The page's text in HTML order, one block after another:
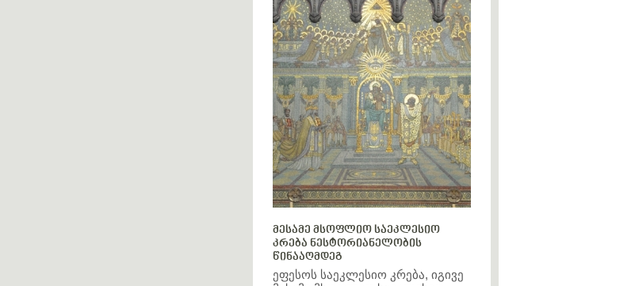
მესამე მსოფლიო საეკლესიო
კრება ნესტორიანელობის
წინააღმდეგ
ეფესოს საეკლესიო კრება, იგივე